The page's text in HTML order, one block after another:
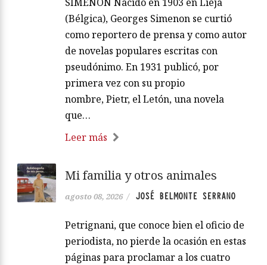
(Bélgica), Georges Simenon se curtió
como reportero de prensa y como autor
de novelas populares escritas con
pseudónimo. En 1931 publicó, por
primera vez con su propio
nombre, Pietr, el Letón, una novela
que…
Leer más
Mi familia y otros animales
agosto 08, 2026 / JOSÉ BELMONTE SERRANO
Petrignani, que conoce bien el oficio de
periodista, no pierde la ocasión en estas
páginas para proclamar a los cuatro